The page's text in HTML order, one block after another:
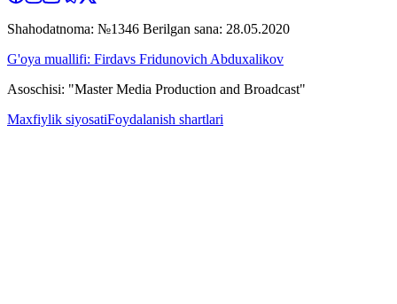
Shahodatnoma: №1346 Berilgan sana: 28.05.2020
G'oya muallifi: Firdavs Fridunovich Abduxalikov
Asoschisi: "Master Media Production and Broadcast"
Maxfiylik siyosatiFoydalanish shartlari